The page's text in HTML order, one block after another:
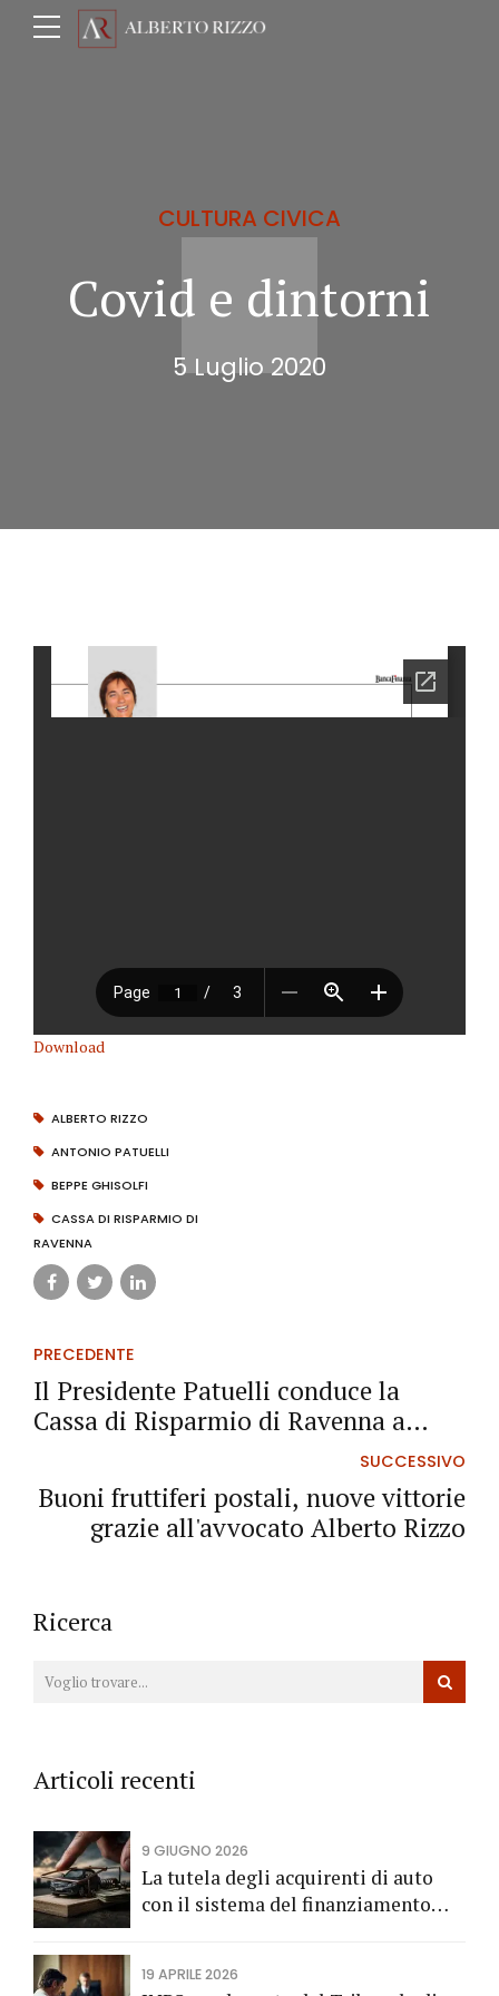
CULTURA CIVICA
Covid e dintorni
5 Luglio 2020
Download
ALBERTO RIZZO
ANTONIO PATUELLI
BEPPE GHISOLFI
CASSA DI RISPARMIO DI
RAVENNA
PRECEDENTE
Il Presidente Patuelli conduce la
Cassa di Risparmio di Ravenna a
confermare ottimi risultati di bilancio
e solidità
SUCCESSIVO
Buoni fruttiferi postali, nuove vittorie
grazie all'avvocato Alberto Rizzo
Ricerca
Articoli recenti
9 GIUGNO 2026
La tutela degli acquirenti di auto
con il sistema del finanziamento
19 APRILE 2026